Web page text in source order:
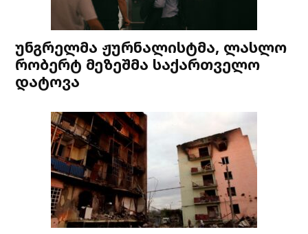
უნგრელმა ჟურნალისტმა, ლასლო
რობერტ მეზეშმა საქართველო
დატოვა